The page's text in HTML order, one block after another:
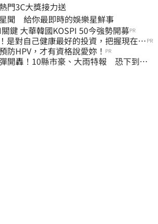
門3C大獎接力送
聞 給你最即時的娛樂星鮮事
鍵 大華韓國KOSPI 50今強勢開募PR
是對自己健康最好的投資，把握現在不 PR
防HPV，才有資格說愛妳！ PR
開轟！10縣市豪、大雨特報 恐下到明